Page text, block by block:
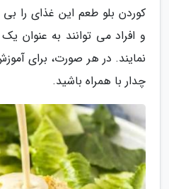
کوردن بلو طعم این غذای را
و افراد می توانند به عنوان
نمایند. در هر صورت، برای
چدار با همراه باشید.